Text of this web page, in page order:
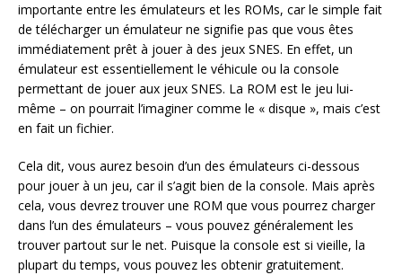
importante entre les émulateurs et les ROMs, car le simple fait
de télécharger un émulateur ne signifie pas que vous êtes
immédiatement prêt à jouer à des jeux SNES. En effet, un
émulateur est essentiellement le véhicule ou la console
permettant de jouer aux jeux SNES. La ROM est le jeu lui-
même – on pourrait l’imaginer comme le « disque », mais c’est
en fait un fichier.
Cela dit, vous aurez besoin d’un des émulateurs ci-dessous
pour jouer à un jeu, car il s’agit bien de la console. Mais après
cela, vous devrez trouver une ROM que vous pourrez charger
dans l’un des émulateurs – vous pouvez généralement les
trouver partout sur le net. Puisque la console est si vieille, la
plupart du temps, vous pouvez les obtenir gratuitement.